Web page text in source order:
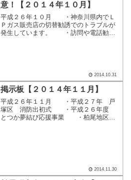
意！【２０１４年１０月】
平成２６年１０月 ・神奈川県内でＬ
Ｐガス販売店の切替勧誘でのトラブルが
発生しています。 ・訪問や電話勧
2014.10.31
掲示板【２０１４年１１月】
平成２６年１１月 ・平成２７年 戸
塚区 消防出初式 ・平成２６年度
とつか夢結び応援事業 ・柏尾地区も
2014.11.30